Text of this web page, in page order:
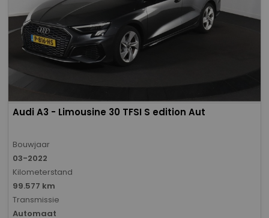
Audi A3 - Limousine 30 TFSI S edition Aut
Bouwjaar
03-2022
Kilometerstand
99.577 km
Transmissie
Automaat